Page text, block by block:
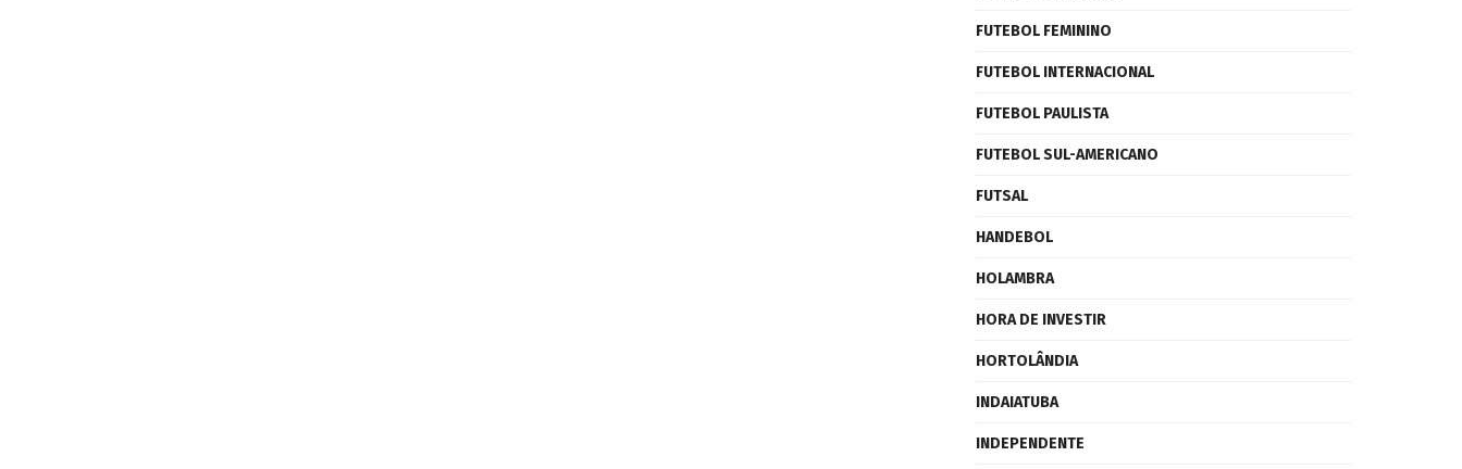
FUTEBOL FEMININO
FUTEBOL INTERNACIONAL
FUTEBOL PAULISTA
FUTEBOL SUL-AMERICANO
FUTSAL
HANDEBOL
HOLAMBRA
HORA DE INVESTIR
HORTOLÂNDIA
INDAIATUBA
INDEPENDENTE